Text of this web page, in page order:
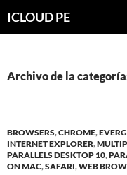
hacia
ICLOUD PE
Archivo de la
BROWSERS,CHROME,
INTERNET EXPLORER,
PARALLELS DESKTOP 10,
ON MAC,SAFARI,WEB